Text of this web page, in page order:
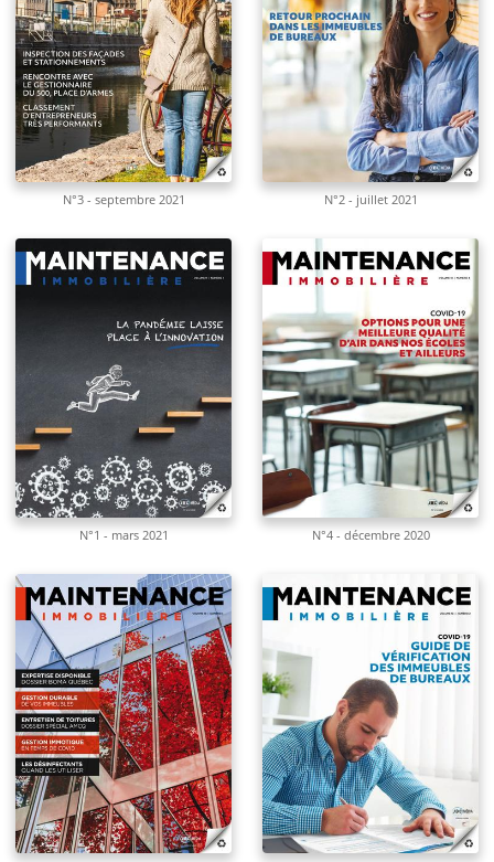
N°3 - septembre 2021 N°2 - juillet 2021
N°1 - mars 2021 N°4 - décembre 2020